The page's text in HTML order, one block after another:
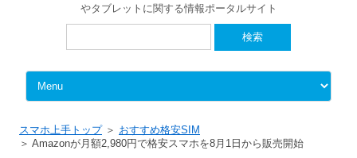
やタブレットに関する情報ポータルサイト
Skip to content
スマホ上手トップ
おすすめ格安SIM
Amazonが月額2,980円で格安スマホを8月1日から販売開始